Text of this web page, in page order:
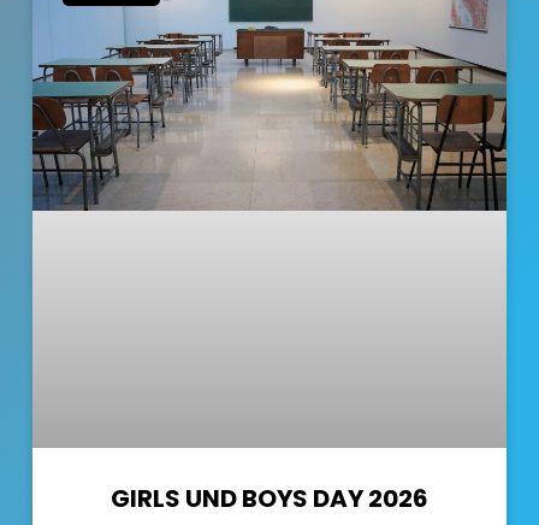
GIRLS UND BOYS DAY 2026